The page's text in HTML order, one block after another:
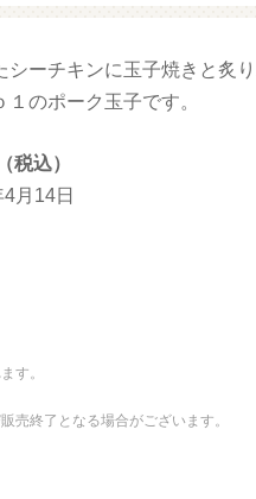
シーチキンに玉子焼きと炙
１のポーク玉子です。
税込）
月14日
す。
売終了となる場合がございます。
ファミマ・ザ・クレープ 生
チョコ